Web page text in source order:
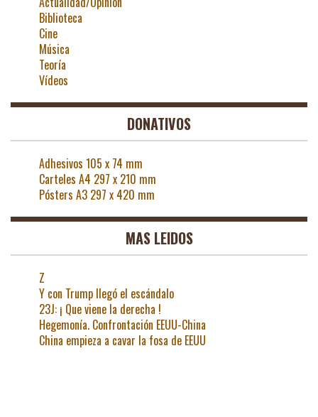
Biblioteca
Cine
Música
Teoría
Vídeos
DONATIVOS
Adhesivos 105 x 74 mm
Carteles A4 297 x 210 mm
Pósters A3 297 x 420 mm
MAS LEIDOS
Z
Y con Trump llegó el escándalo
23J: ¡ Que viene la derecha !
Hegemonía. Confrontación EEUU-China
China empieza a cavar la fosa de EEUU